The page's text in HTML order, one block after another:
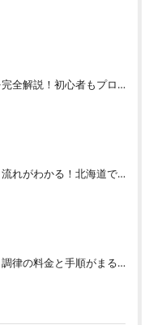
ピアノ調律の手順を完全解説！初心者もプロも知って得するコツ
ピアノ調律の料金と流れがわかる！北海道での季節対策で音色を長持ちさせるコツ
二十四軒駅でピアノ調律の料金と手順がまるわかり！最短訪問で美音がよみがえるコツ